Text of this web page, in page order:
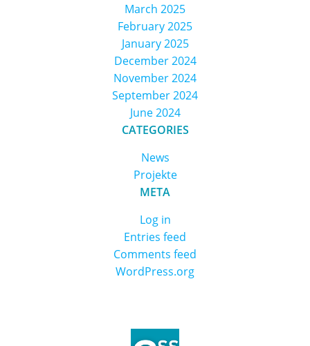
March 2025
February 2025
January 2025
December 2024
November 2024
September 2024
June 2024
CATEGORIES
News
Projekte
META
Log in
Entries feed
Comments feed
WordPress.org